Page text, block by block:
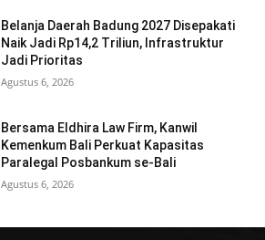
Belanja Daerah Badung 2027 Disepakati
Naik Jadi Rp14,2 Triliun, Infrastruktur
Jadi Prioritas
Agustus 6, 2026
Bersama Eldhira Law Firm, Kanwil
Kemenkum Bali Perkuat Kapasitas
Paralegal Posbankum se-Bali
Agustus 6, 2026